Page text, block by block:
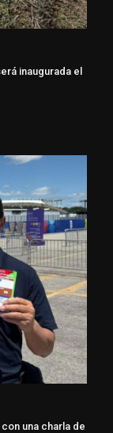
inaugurada el
una charla de